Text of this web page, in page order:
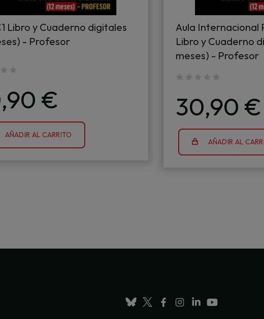
Libro y Cuaderno digitales
- Profesor
€
AÑADIR AL CARRITO
Aula Internacional
Libro y Cuaderno
meses) - Profesor
30,90 €
AÑADIR AL